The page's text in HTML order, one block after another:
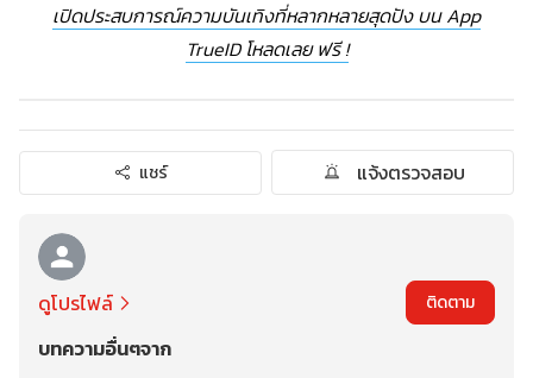
เปิดประสบการณ์ความบันเทิงที่หลากหลายสุดปัง บน App
TrueID โหลดเลย ฟรี !
แชร์ แจ้งตรวจสอบ
ดูโปรไฟล์ ติดตาม
บทความอื่นๆจาก